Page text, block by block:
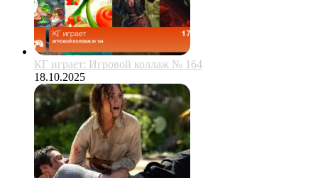
КГ играет: Игровой коллаж № 164
18.10.2025